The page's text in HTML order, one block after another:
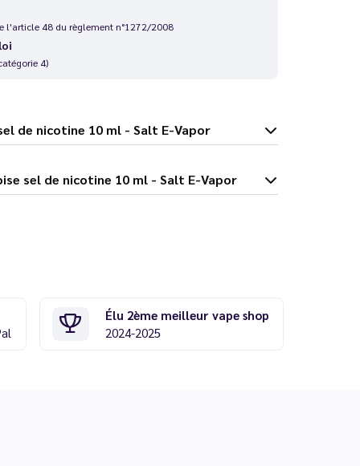
l'article 48 du règlement n°1272/2008
4)
sel de nicotine 10 ml - Salt E-Vapor
Framboise sel de nicotine 10 ml - Salt E-Vapor
Élu 2ème meilleur vape shop
2024-2025